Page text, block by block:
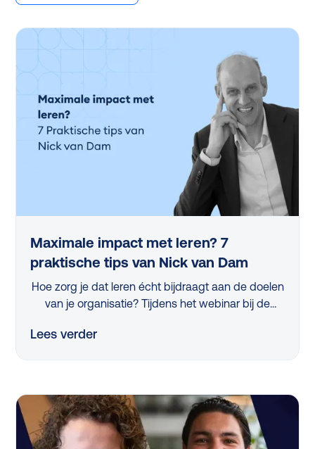
Maximale impact met leren? 7
praktische tips van Nick van Dam
Hoe zorg je dat leren écht bijdraagt aan de doelen
van je organisatie? Tijdens het webinar bij de
professor Nick van Dam 7 concrete tips die iedere
artikel vind je de belangrijkste inzichten op een rij.
Lees verder